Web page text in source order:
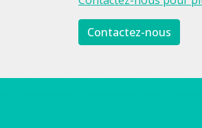
Contactez-nous